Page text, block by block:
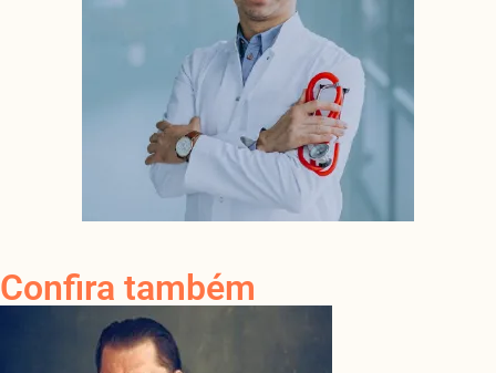
Confira também